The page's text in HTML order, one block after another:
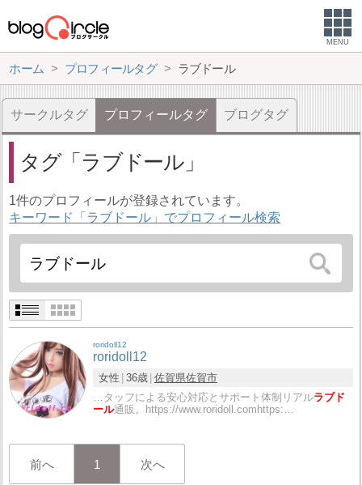
MENU
ホーム プロフィールタグ ラブドール
サークルタグ プロフィールタグ ブログタグ
タグ ラブドール
1件のプロフィールが登録されています。
キーワード「ラブドール」でプロフィール検索
roridoll12
roridoll12
女性 36歳 佐賀県佐賀市
…タッフによる安心対応とサポート体制リアルラブド
ール通販。https://www.roridoll.comhttps:…
前へ 1 次へ